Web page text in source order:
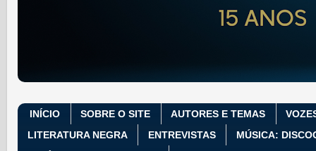
INÍCIO SOBRE O SITE AUTORES E TEMAS
LITERATURA NEGRA
ENTREVISTAS
MÚSICA: